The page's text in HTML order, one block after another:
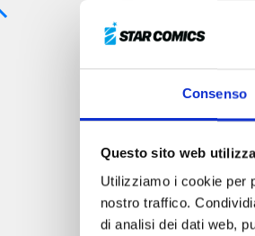
Consenso
Questo sito web
Utilizziamo i cookie per
nostro traffico.
di analisi dei dati web,